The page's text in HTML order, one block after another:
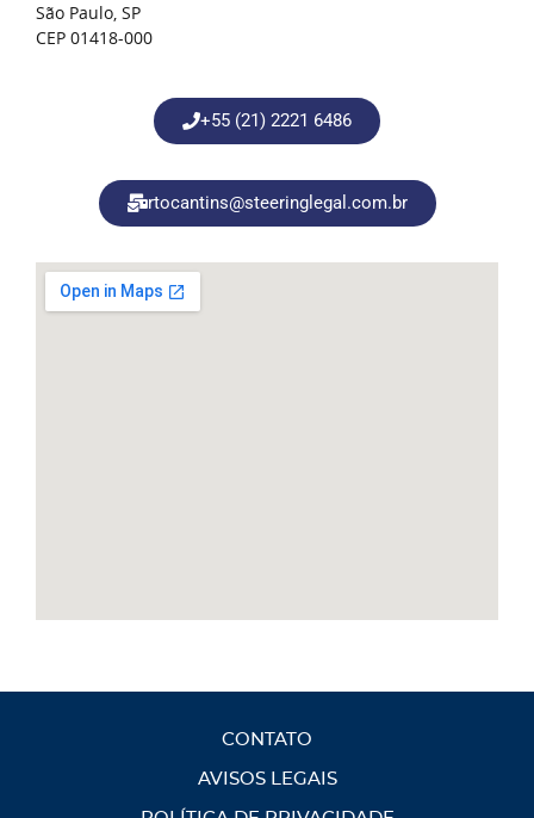
São Paulo, SP
CEP 01418-000
+55 (21) 2221 6486
rtocantins@steeringlegal.com.br
CONTATO
AVISOS LEGAIS